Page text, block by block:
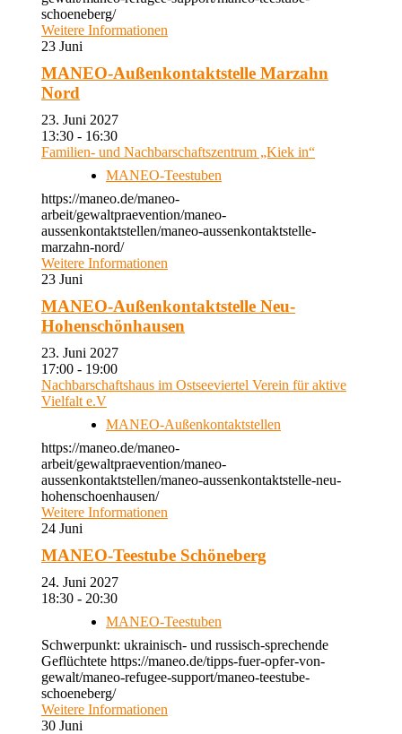
schoeneberg/
Weitere Informationen
23 Juni
MANEO-Außenkontaktstelle Marzahn
Nord
23. Juni 2027
13:30 - 16:30
Familien- und Nachbarschaftszentrum „Kiek in“
MANEO-Teestuben
https://maneo.de/maneo-
arbeit/gewaltpraevention/maneo-
aussenkontaktstellen/maneo-aussenkontaktstelle-
marzahn-nord/
Weitere Informationen
23 Juni
MANEO-Außenkontaktstelle Neu-
Hohenschönhausen
23. Juni 2027
17:00 - 19:00
Nachbarschaftshaus im Ostseeviertel Verein für aktive
Vielfalt e.V
MANEO-Außenkontaktstellen
https://maneo.de/maneo-
arbeit/gewaltpraevention/maneo-
aussenkontaktstellen/maneo-aussenkontaktstelle-neu-
hohenschoenhausen/
Weitere Informationen
24 Juni
MANEO-Teestube Schöneberg
24. Juni 2027
18:30 - 20:30
MANEO-Teestuben
Schwerpunkt: ukrainisch- und russisch-sprechende
Geflüchtete https://maneo.de/tipps-fuer-opfer-von-
gewalt/maneo-refugee-support/maneo-teestube-
schoeneberg/
Weitere Informationen
30 Juni